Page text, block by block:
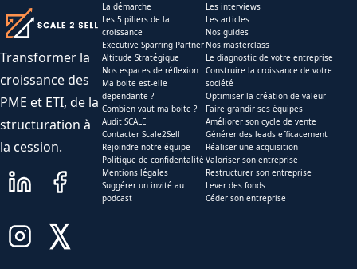
Transformer la
croissance des
PME et ETI, de la
structuration à
la cession.
La démarche
Les 5 piliers de la
croissance
Executive Sparring Partner
Altitude Stratégique
Nos espaces de réflexion
Ma boite est-elle
dependante ?
Combien vaut ma boite ?
Audit SCALE
Contacter Scale2Sell
Rejoindre notre équipe
Politique de confidentalité
Mentions légales
Suggérer un invité au
podcast
Les interviews
Les articles
Nos guides
Nos masterclass
Le diagnostic de votre entreprise
Construire la croissance de votre
société
Optimiser la création de valeur
Faire grandir ses équipes
Améliorer son cycle de vente
Générer des leads efficacement
Réaliser une acquisition
Valoriser son entreprise
Restructurer son entreprise
Lever des fonds
Céder son entreprise